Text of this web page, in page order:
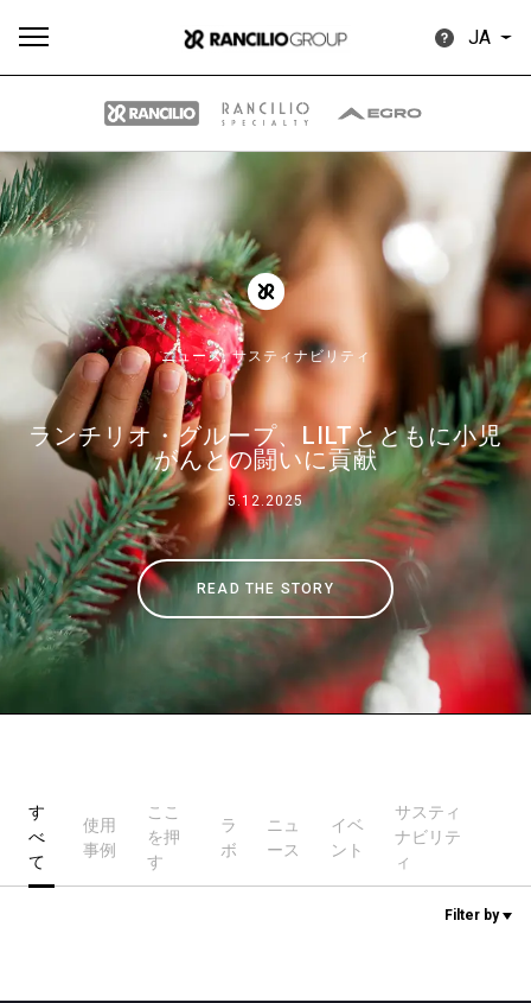
JA
ニュース,サスティナビリティ
ランチリオ・グループ、LILTとともに小児
がんとの闘いに貢献
5.12.2025
READ THE STORY
す
べ
て
使用
事例
ここ
を押
す
ラ
ボ
ニュ
ース
イベ
ント
サスティ
ナビリテ
ィ
Filter by
す
べ
ニュ
ース
ダウン
もっ
る
Our brands
グループ
ニュース
サスティナビリティ